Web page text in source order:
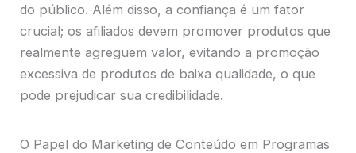
do público. Além disso, a confiança é um fator
crucial; os afiliados devem promover produtos que
realmente agreguem valor, evitando a promoção
excessiva de produtos de baixa qualidade, o que
pode prejudicar sua credibilidade.
O Papel do Marketing de Conteúdo em Programas